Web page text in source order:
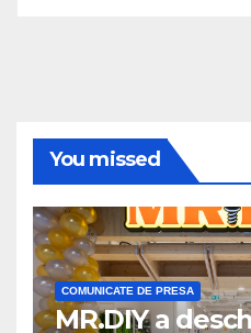
You missed
COMUNICATE DE PRESA
MR.DIY a